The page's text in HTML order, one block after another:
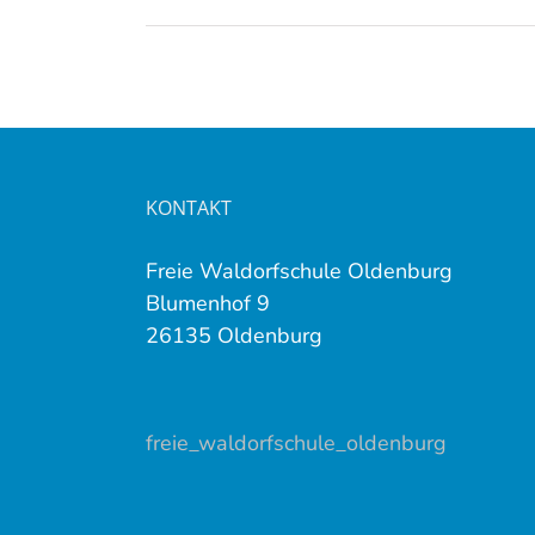
KONTAKT
Freie Waldorfschule Oldenburg
Blumenhof 9
26135 Oldenburg
freie_waldorfschule_oldenburg